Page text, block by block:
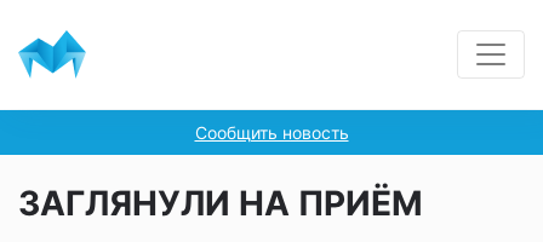
Сообщить новость
ЗАГЛЯНУЛИ НА ПРИЁМ